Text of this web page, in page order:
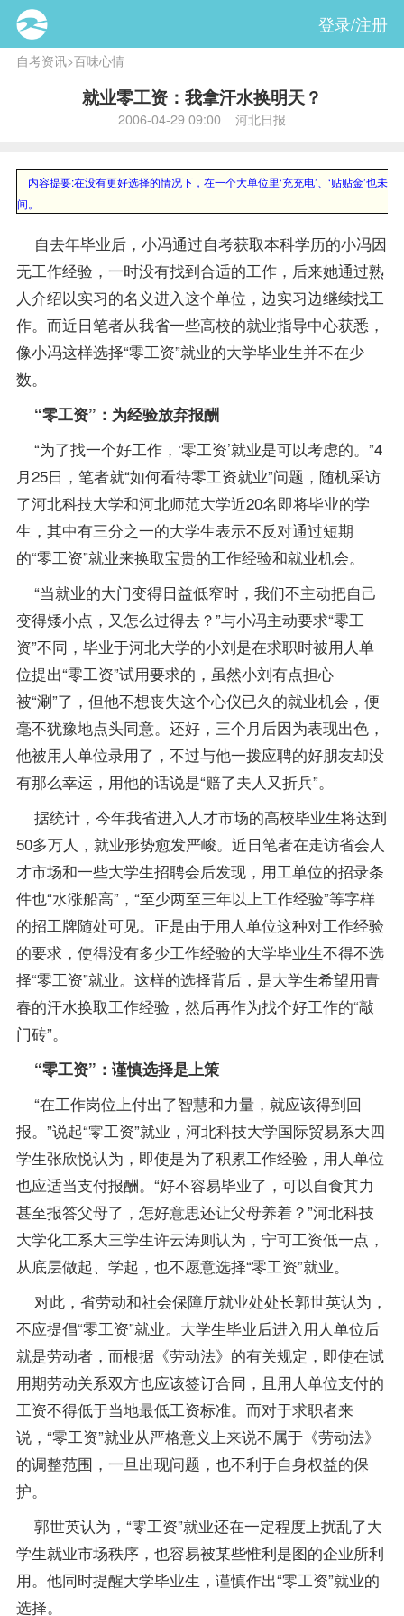
登录/注册
自考资讯>百味心情
就业零工资：我拿汗水换明天？
2006-04-29 09:00 河北日报
内容提要:在没有更好选择的情况下，在一个大单位里‘充充电’、‘贴贴金’也未
间。
自去年毕业后，小冯通过自考获取本科学历的小冯因
无工作经验，一时没有找到合适的工作，后来她通过熟
人介绍以实习的名义进入这个单位，边实习边继续找工
作。而近日笔者从我省一些高校的就业指导中心获悉，
像小冯这样选择“零工资”就业的大学毕业生并不在少
数。
“零工资”：为经验放弃报酬
“为了找一个好工作，‘零工资’就业是可以考虑的。”4
月25日，笔者就“如何看待零工资就业”问题，随机采访
了河北科技大学和河北师范大学近20名即将毕业的学
生，其中有三分之一的大学生表示不反对通过短期
的“零工资”就业来换取宝贵的工作经验和就业机会。
“当就业的大门变得日益低窄时，我们不主动把自己
变得矮小点，又怎么过得去？”与小冯主动要求“零工
资”不同，毕业于河北大学的小刘是在求职时被用人单
位提出“零工资”试用要求的，虽然小刘有点担心
被“涮”了，但他不想丧失这个心仪已久的就业机会，便
毫不犹豫地点头同意。还好，三个月后因为表现出色，
他被用人单位录用了，不过与他一拨应聘的好朋友却没
有那么幸运，用他的话说是“赔了夫人又折兵”。
据统计，今年我省进入人才市场的高校毕业生将达到
50多万人，就业形势愈发严峻。近日笔者在走访省会人
才市场和一些大学生招聘会后发现，用工单位的招录条
件也“水涨船高”，“至少两至三年以上工作经验”等字样
的招工牌随处可见。正是由于用人单位这种对工作经验
的要求，使得没有多少工作经验的大学毕业生不得不选
择“零工资”就业。这样的选择背后，是大学生希望用青
春的汗水换取工作经验，然后再作为找个好工作的“敲
门砖”。
“零工资”：谨慎选择是上策
“在工作岗位上付出了智慧和力量，就应该得到回
报。”说起“零工资”就业，河北科技大学国际贸易系大四
学生张欣悦认为，即使是为了积累工作经验，用人单位
也应适当支付报酬。“好不容易毕业了，可以自食其力
甚至报答父母了，怎好意思还让父母养着？”河北科技
大学化工系大三学生许云涛则认为，宁可工资低一点，
从底层做起、学起，也不愿意选择“零工资”就业。
对此，省劳动和社会保障厅就业处处长郭世英认为，
不应提倡“零工资”就业。大学生毕业后进入用人单位后
就是劳动者，而根据《劳动法》的有关规定，即使在试
用期劳动关系双方也应该签订合同，且用人单位支付的
工资不得低于当地最低工资标准。而对于求职者来
说，“零工资”就业从严格意义上来说不属于《劳动法》
的调整范围，一旦出现问题，也不利于自身权益的保
护。
郭世英认为，“零工资”就业还在一定程度上扰乱了大
学生就业市场秩序，也容易被某些惟利是图的企业所利
用。他同时提醒大学毕业生，谨慎作出“零工资”就业的
选择。